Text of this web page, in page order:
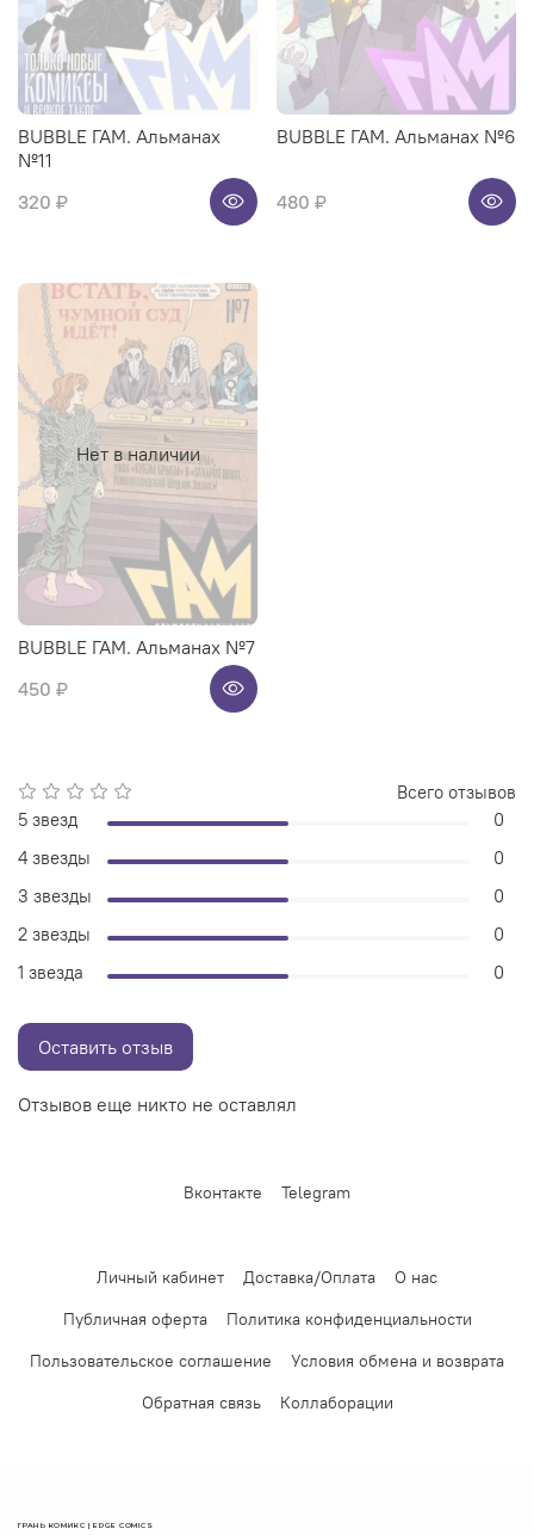
BUBBLE ГАМ. Альманах
№11
320 ₽
BUBBLE ГАМ. Альманах №6
480 ₽
Нет в наличии
BUBBLE ГАМ. Альманах №7
450 ₽
Отзывов еще никто не оставлял
Всего отзывов
5 звезд
0
4 звезды
0
3 звезды
0
2 звезды
0
1 звезда
0
Оставить отзыв
Вконтакте Telegram
Личный кабинет Доставка/Оплата
О нас
Публичная оферта
Политика конфиденциальности
Пользовательское соглашение
Условия обмена и возврата
Обратная связь
Коллаборации
ГРАНЬ КОМИКС | EDGE COMICS